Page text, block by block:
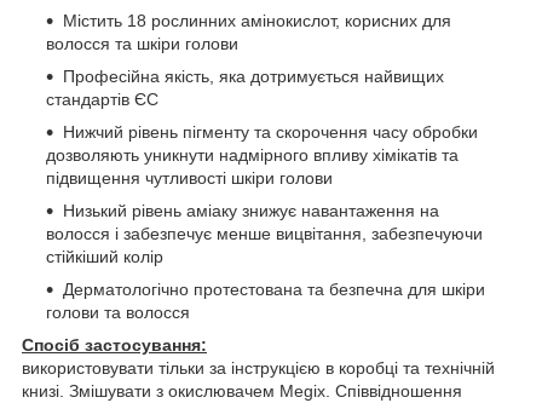
Містить 18 рослинних амінокислот, корисних для
волосся та шкіри голови
Професійна якість, яка дотримується найвищих
стандартів ЄС
Нижчий рівень пігменту та скорочення часу обробки
дозволяють уникнути надмірного впливу хімікатів та
підвищення чутливості шкіри голови
Низький рівень аміаку знижує навантаження на
волосся і забезпечує менше вицвітання, забезпечуючи
стійкіший колір
Дерматологічно протестована та безпечна для шкіри
голови та волосся
Спосіб застосування:
використовувати тільки за інструкцією в коробці та технічній
книзі. Змішувати з окислювачем Megix. Співвідношення